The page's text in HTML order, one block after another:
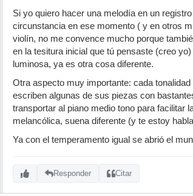
Si yo quiero hacer una melodía en un
circunstancia en ese momento ( y en otros
violín, no me convence mucho porque
en la tesitura inicial que tú pensaste (creo
luminosa, ya es otra cosa diferente.
Otra aspecto muy importante: cada
escriben algunas de sus piezas con
transportar al piano medio tono para facilitar
melancólica, suena diferente (y te estoy
Ya con el temperamento igual se abrió el
Responder Citar